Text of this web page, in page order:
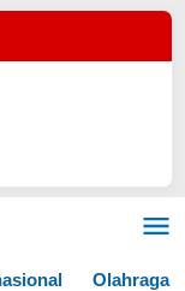
Olahraga